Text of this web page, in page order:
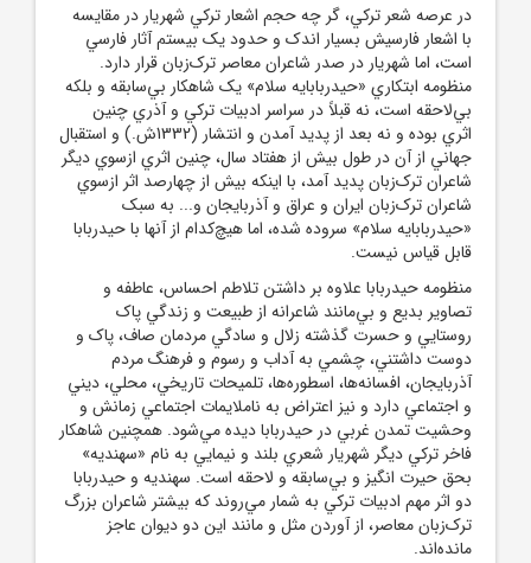
در عرصه شعر ترکي، گر چه حجم اشعار ترکي‌‌ شهريار در مقايسه
با اشعار فارسيش بسيار اندک و حدود يک بيستم آثار فارسي
است، اما شهريار در صدر شاعران معاصر ترک‌زبان قرار دارد.
منظومه ابتکاري «حيدربابايه سلام» يک شاهکار بي‌سابقه و بلکه
بي‌لاحقه‌ است، نه قبلاً در سراسر ادبيات ترکي و آذري چنين
اثري بوده و نه بعد از پديد آمدن و انتشار (1332ش.) و استقبال
جهاني از آن در طول بيش از هفتاد سال، چنين اثري ازسوي ديگر
شاعران ترک‌زبان پديد آمد، با اينکه بيش از چهارصد اثر ازسوي
شاعران ترک‌زبان ايران و عراق و آذربايجان و... به سبک
«حيدربابايه سلام» سروده‌ شده، اما هيچ‌کدام از آنها با حيدربابا
قابل قياس نيست.
منظومه حيدربابا علاوه بر داشتن تلاطم احساس، عاطفه و
تصاوير بديع و بي‌‌مانند شاعرانه از طبيعت و زندگي پاک
روستايي و حسرت گذشته زلال و سادگي مردمان صاف، پاک و
دوست داشتني، چشمي به آداب و رسوم و فرهنگ مردم
آذربايجان، افسانه‌ها، اسطوره‌ها، تلميحات تاريخي، محلي، ديني
و اجتماعي دارد و نيز اعتراض به ناملايمات اجتماعي زمانش و
وحشيت‌ تمدن غربي در حيدربابا ديده مي‌شود. همچنين شاهکار
فاخر ترکي ديگر شهريار شعري بلند و نيمايي به نام «سهنديه»
بحق حيرت انگيز و بي‌سابقه و لاحقه‌ است. سهنديه و حيدربابا
دو اثر مهم ادبيات ترکي به شمار مي‌روند که بيشتر شاعران بزرگ
ترک‌زبان معاصر، از آوردن مثل و مانند اين دو ديوان عاجز
مانده‌اند.